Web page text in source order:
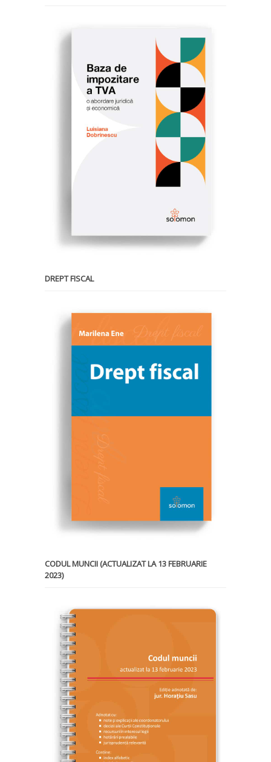
DREPT FISCAL
CODUL MUNCII (ACTUALIZAT LA 13 FEBRUARIE
2023)